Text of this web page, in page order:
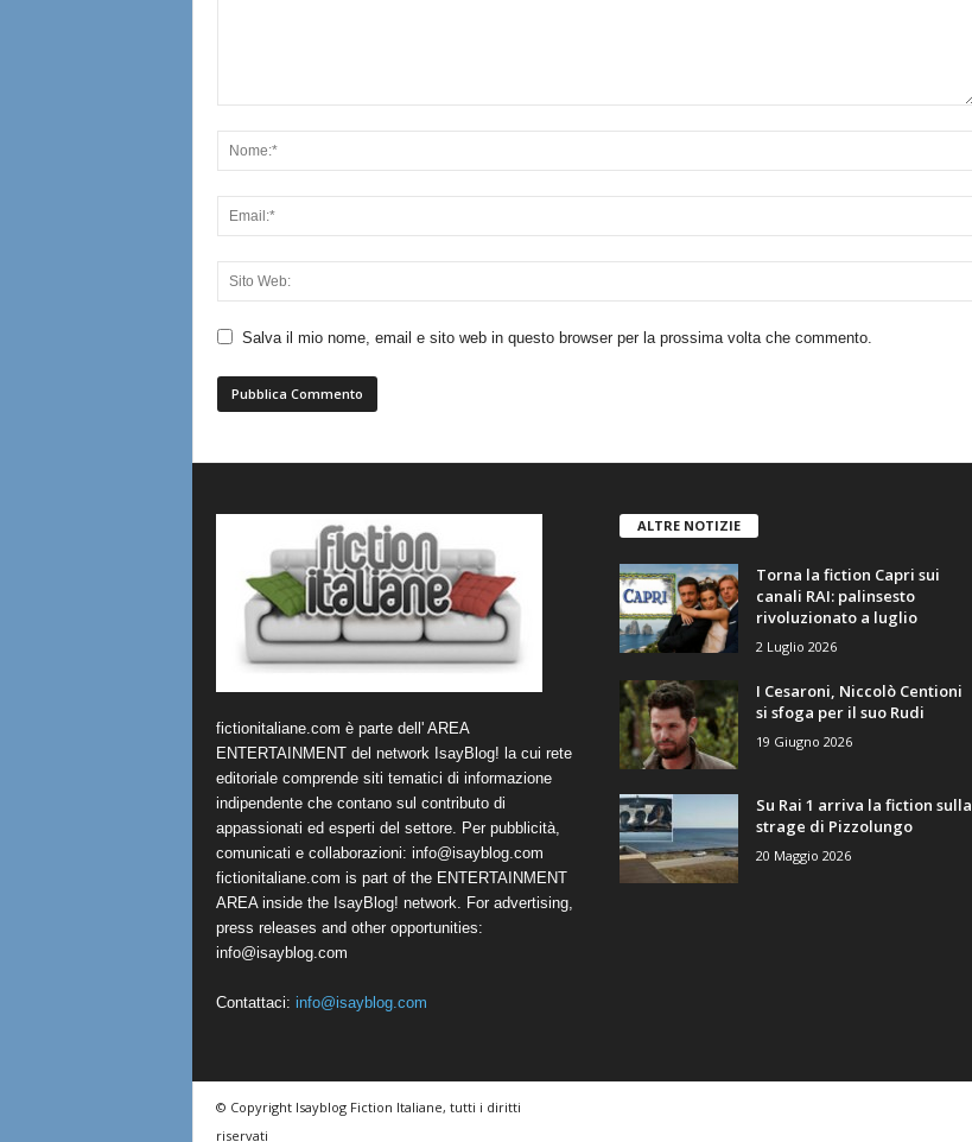
Salva il mio nome, email e sito web in questo browser per la prossima volta che commento.
fictionitaliane.com è parte dell' AREA
ENTERTAINMENT del network IsayBlog! la cui rete
editoriale comprende siti tematici di informazione
indipendente che contano sul contributo di
appassionati ed esperti del settore. Per pubblicità,
comunicati e collaborazioni: info@isayblog.com
fictionitaliane.com is part of the ENTERTAINMENT
AREA inside the IsayBlog! network. For advertising,
press releases and other opportunities:
info@isayblog.com
Contattaci: info@isayblog.com
ALTRE NOTIZIE
Torna la fiction Capri sui
canali RAI: palinsesto
rivoluzionato a luglio
2 Luglio 2026
I Cesaroni, Niccolò Centioni
si sfoga per il suo Rudi
19 Giugno 2026
Su Rai 1 arriva la fiction sulla
strage di Pizzolungo
20 Maggio 2026
© Copyright Isayblog Fiction Italiane, tutti i diritti
riservati